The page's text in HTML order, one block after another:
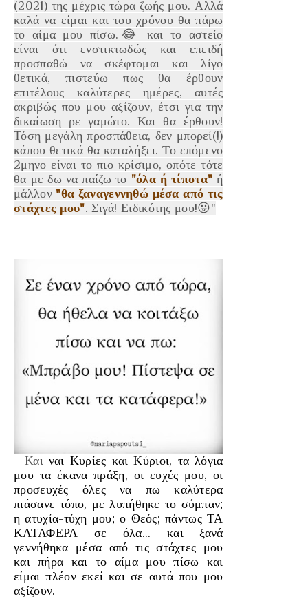
(2021) της μέχρις τώρα ζωής μου. Αλλά
καλά να είμαι και του χρόνου θα πάρω
το αίμα μου πίσω.😂 και το αστείο
είναι ότι ενστικτωδώς και επειδή
προσπαθώ να σκέφτομαι και λίγο
θετικά, πιστεύω πως θα έρθουν
επιτέλους καλύτερες ημέρες, αυτές
ακριβώς που μου αξίζουν, έτσι για την
δικαίωση ρε γαμώτο. Και θα έρθουν!
Τόση μεγάλη προσπάθεια, δεν μπορεί(!)
κάπου θετικά θα καταλήξει. Το επόμενο
2μηνο είναι το πιο κρίσιμο, οπότε τότε
θα με δω να παίζω το "όλα ή τίποτα" ή
μάλλον "θα ξαναγεννηθώ μέσα από τις
στάχτες μου". Σιγά! Ειδικότης μου!😛"
Και ναι Κυρίες και Κύριοι, τα λόγια
μου τα έκανα πράξη, οι ευχές μου, οι
προσευχές όλες να πω καλύτερα
πιάσανε τόπο, με λυπήθηκε το σύμπαν;
η ατυχία-τύχη μου; ο Θεός; πάντως ΤΑ
ΚΑΤΑΦΕΡΑ σε όλα... και ξανά
γεννήθηκα μέσα από τις στάχτες μου
και πήρα και το αίμα μου πίσω και
είμαι πλέον εκεί και σε αυτά που μου
αξίζουν.